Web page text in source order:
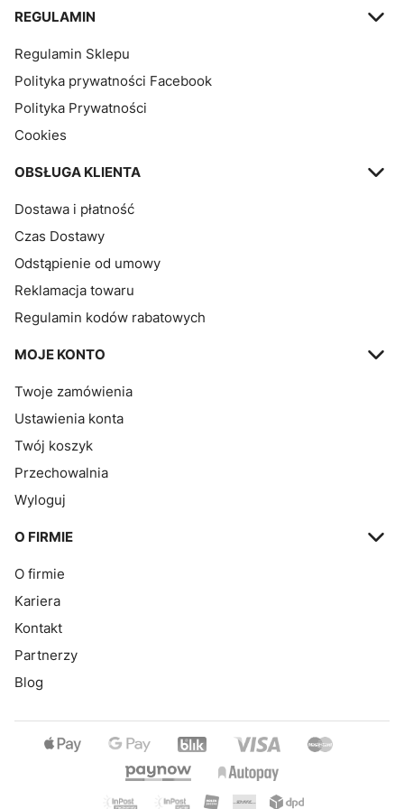
Linki w stopce
REGULAMIN
Regulamin Sklepu
Polityka prywatności Facebook
Polityka Prywatności
Cookies
OBSŁUGA KLIENTA
Dostawa i płatność
Czas Dostawy
Odstąpienie od umowy
Reklamacja towaru
Regulamin kodów rabatowych
MOJE KONTO
Twoje zamówienia
Ustawienia konta
Twój koszyk
Przechowalnia
Wyloguj
O FIRMIE
O firmie
Kariera
Kontakt
Partnerzy
Blog